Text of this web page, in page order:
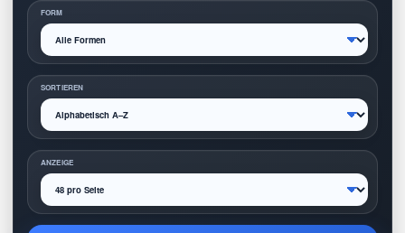
FORM
SORTIEREN
ANZEIGE